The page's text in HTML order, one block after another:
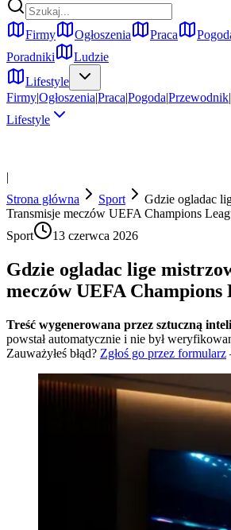
Firmy Ogłoszenia Praca
Poradniki
Ludzie
Lifestyle
Firmy|Ogłoszenia|Praca|Pogoda|Przewodnik|
Lifestyle
|
Strona główna
Sport
Gdzie ogladac
Transmisje meczów UEFA Champions
Sport
13 czerwca 2026
Gdzie ogladac lige
meczów UEFA Champions
Treść wygenerowana przez sztuczną
powstał automatycznie i nie był
Zauważyłeś błąd? Zgłoś go przez formularz